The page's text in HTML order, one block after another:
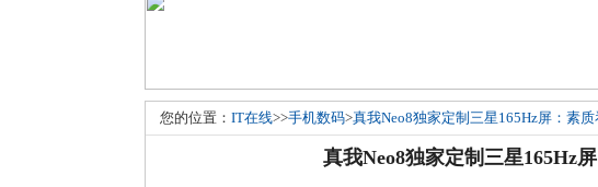
您的位置： IT在线>>手机数码>真我Neo8独家定制三星165Hz屏：素
真我Neo8独家定制三星165Hz